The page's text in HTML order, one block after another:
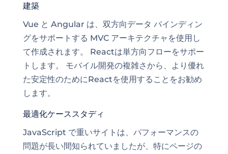
建築
Vue と Angular は、双方向データ バインディン
グをサポートする MVC アーキテクチャを使用し
て作成されます。 Reactは単方向フローをサポー
トします。 モバイル開発の複雑さから、より優れ
た安定性のためにReactを使用することをお勧め
します。
最適化ケーススタディ
JavaScript で重いサイトは、パフォーマンスの
問題が長い間知られていましたが、特にページの